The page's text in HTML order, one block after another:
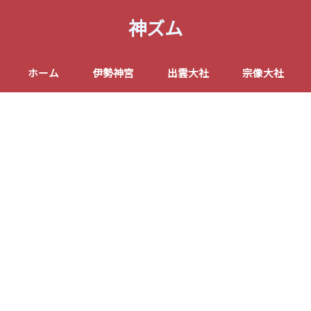
神ズム
ホーム 伊勢神宮 出雲大社 宗像大社